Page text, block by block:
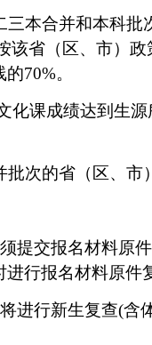
三本合并和本科
该省（ 区、市）
的70%。
化课成绩达到生源
批次的省（ 区、市
提交报名材料原
行报名材料原
进行新生复查(含